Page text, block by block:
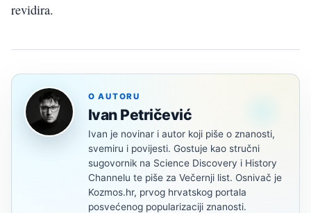
revidira.
O AUTORU
Ivan Petričević
Ivan je novinar i autor koji piše o znanosti,
svemiru i povijesti. Gostuje kao stručni
sugovornik na Science Discovery i History
Channelu te piše za Večernji list. Osnivač je
Kozmos.hr, prvog hrvatskog portala
posvećenog popularizaciji znanosti.